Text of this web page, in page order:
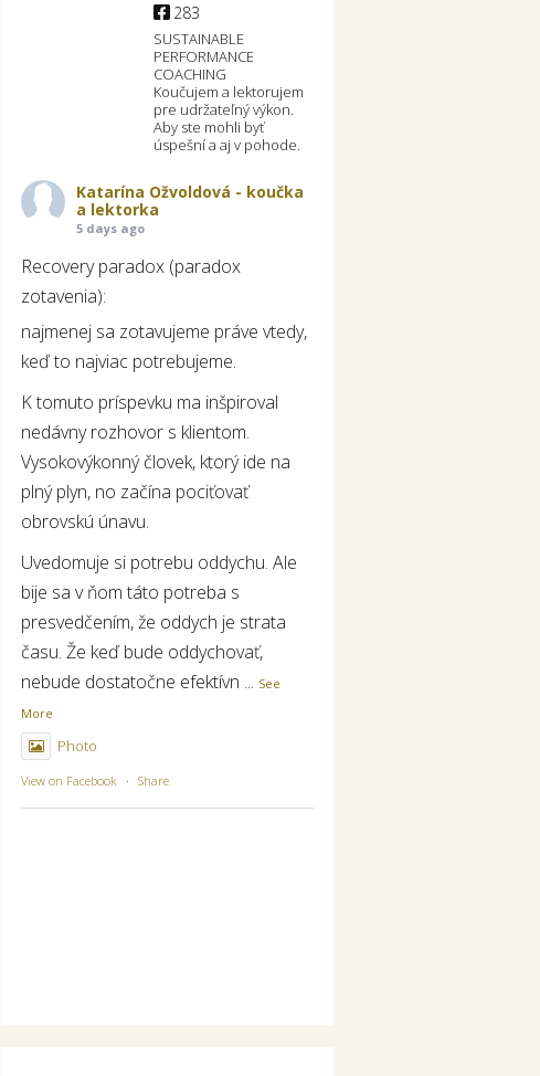
283
SUSTAINABLE
PERFORMANCE
COACHING
Koučujem a lektorujem
pre udržateľný výkon.
Aby ste mohli byť
úspešní a aj v pohode.
Katarína Ožvoldová - koučka
a lektorka
5 days ago
Recovery paradox (paradox
zotavenia):
najmenej sa zotavujeme práve vtedy,
keď to najviac potrebujeme.
K tomuto príspevku ma inšpiroval
nedávny rozhovor s klientom.
Vysokovýkonný človek, ktorý ide na
plný plyn, no začína pociťovať
obrovskú únavu.
Uvedomuje si potrebu oddychu. Ale
bije sa v ňom táto potreba s
presvedčením, že oddych je strata
času. Že keď bude oddychovať,
nebude dostatočne efektívn ... See
More
Photo
View on Facebook · Share